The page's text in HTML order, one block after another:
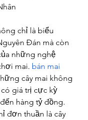
chỉ là biểu
Đán mà còn
những nghệ
mai. bán mai
cây mai không
giá trị cực kỳ
hàng tỷ đồng.
đơn thuần là cây